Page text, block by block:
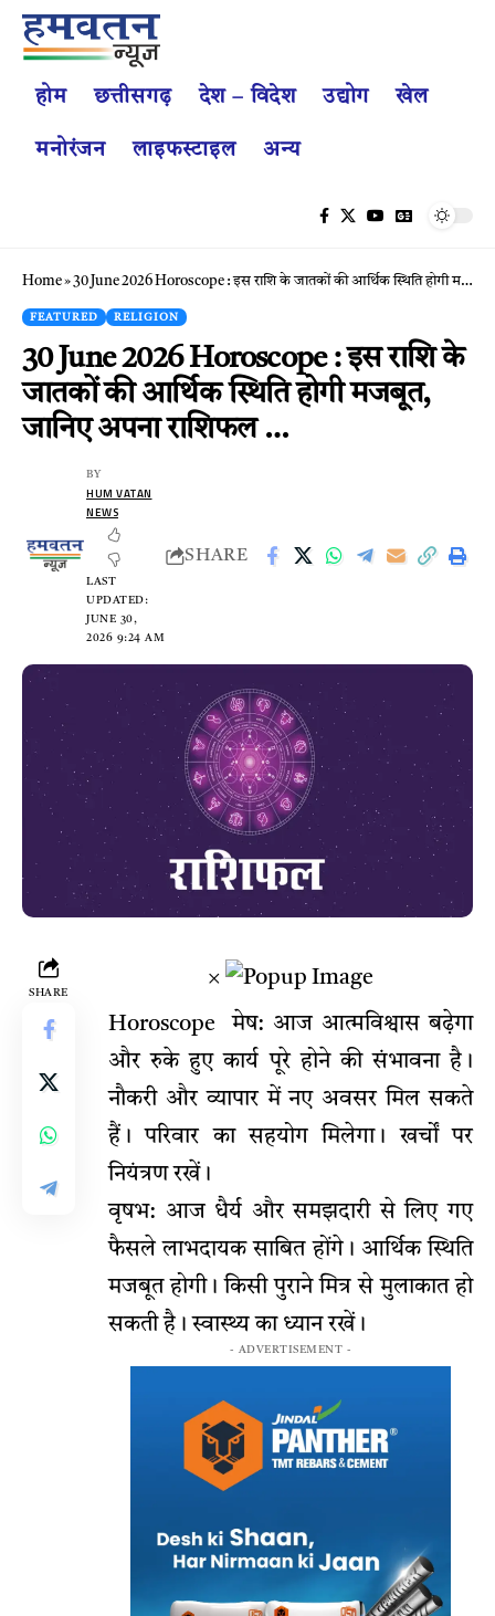
होम छत्तीसगढ़ देश – विदेश उद्योग खेल
मनोरंजन लाइफस्टाइल अन्य
Home»30 June 2026 Horoscope : इस राशि के जातकों की आर्थिक स्थिति होगी मजबूत, जानिए अपना राशिफल …
FEATURED RELIGION
30 June 2026 Horoscope : इस राशि के
जातकों की आर्थिक स्थिति होगी मजबूत,
जानिए अपना राशिफल …
LAST
UPDATED:
JUNE 30,
2026 9:24 AM
BY
HUM VATAN
NEWS
SHARE
SHARE
×
Horoscope मेष: आज आत्मविश्वास बढ़ेगा
और रुके हुए कार्य पूरे होने की संभावना है।
नौकरी और व्यापार में नए अवसर मिल सकते
हैं। परिवार का सहयोग मिलेगा। खर्चों पर
नियंत्रण रखें।
वृषभ: आज धैर्य और समझदारी से लिए गए
फैसले लाभदायक साबित होंगे। आर्थिक स्थिति
मजबूत होगी। किसी पुराने मित्र से मुलाकात हो
सकती है। स्वास्थ्य का ध्यान रखें।
- ADVERTISEMENT -